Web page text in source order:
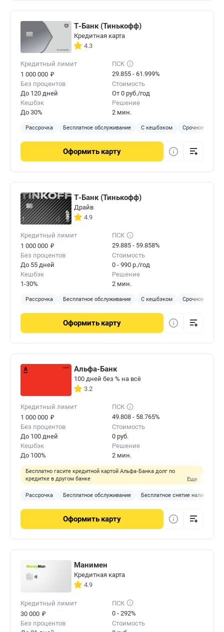
Т-Банк (Тинькофф)
Кредитная карта
4.3
Кредитный лимит
1 000 000 ₽
ПСК
29.855 - 61.999%
Без процентов
До 120 дней
Стоимость
От 0 руб./год
Кешбэк
До 30%
Решение
2 мин.
Рассрочка Бесплатное обслуживание С кешбэком Срочное
Оформить карту
Т-Банк (Тинькофф)
Драйв
4.9
Кредитный лимит
1 000 000 ₽
ПСК
29.885 - 59.858%
Без процентов
До 55 дней
Стоимость
0 - 990 р./год
Кешбэк
1-30%
Решение
2 мин.
Рассрочка Бесплатное обслуживание С кешбэком Срочное
Оформить карту
Альфа-Банк
100 дней без % на всё
3.2
Кредитный лимит
1 000 000 ₽
ПСК
49.808 - 58.765%
Без процентов
До 100 дней
Стоимость
0 руб.
Кешбэк
До 100%
Решение
2 мин.
Бесплатно гасите кредитной картой Альфа‑Банка долг по
кредитке в другом банке
Еще
Рассрочка Бесплатное обслуживание Бесплатное снятие наличных
Оформить карту
Манимен
Кредитная карта
4.9
Кредитный лимит
30 000 ₽
ПСК
0 - 292%
Без процентов
Стоимость